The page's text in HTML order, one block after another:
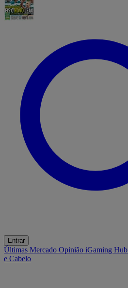
Entrar
Últimas Mercado Opinião iGaming Hub
e Cabelo